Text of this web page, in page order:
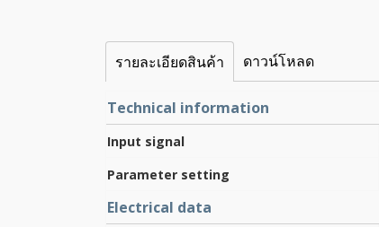
รายละเอียดสินค้า ดาวน์โหลด
Technical information
Input signal
Parameter setting
Electrical data